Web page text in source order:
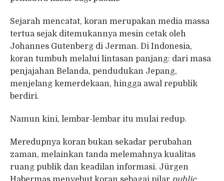
Sejarah mencatat, koran merupakan media massa
tertua sejak ditemukannya mesin cetak oleh
Johannes Gutenberg di Jerman. Di Indonesia,
koran tumbuh melalui lintasan panjang: dari masa
penjajahan Belanda, pendudukan Jepang,
menjelang kemerdekaan, hingga awal republik
berdiri.
Namun kini, lembar-lembar itu mulai redup.
Meredupnya koran bukan sekadar perubahan
zaman, melainkan tanda melemahnya kualitas
ruang publik dan keadilan informasi. Jürgen